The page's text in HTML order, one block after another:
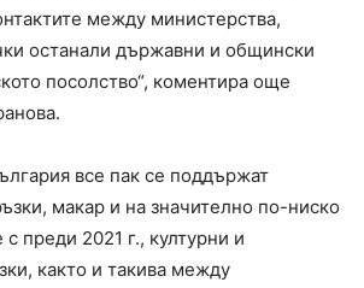
между министерства,
останали държавни и общински
посолство“, коментира още
все пак се поддържат
макар и на значително по-ниско
преди 2021 г., културни и
както и такива между